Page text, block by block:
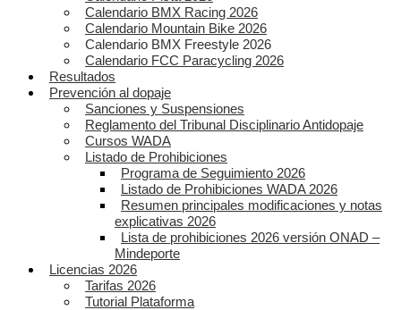
Calendario BMX Racing 2026
Calendario Mountain Bike 2026
Calendario BMX Freestyle 2026
Calendario FCC Paracycling 2026
Resultados
Prevención al dopaje
Sanciones y Suspensiones
Reglamento del Tribunal Disciplinario Antidopaje
Cursos WADA
Listado de Prohibiciones
Programa de Seguimiento 2026
Listado de Prohibiciones WADA 2026
Resumen principales modificaciones y notas
explicativas 2026
Lista de prohibiciones 2026 versión ONAD –
Mindeporte
Licencias 2026
Tarifas 2026
Tutorial Plataforma